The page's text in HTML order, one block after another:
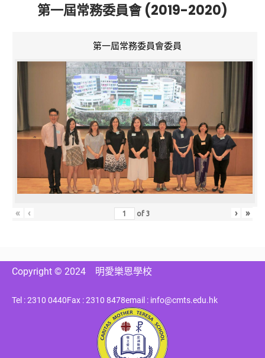
第一屆常務委員會 (2019-2020)
第一屆常務委員會委員
« ‹ of3 › »
Copyright © 2024 明愛樂恩學校
Tel : 2310 0440Fax : 2310 8478email : info@cmts.edu.hk